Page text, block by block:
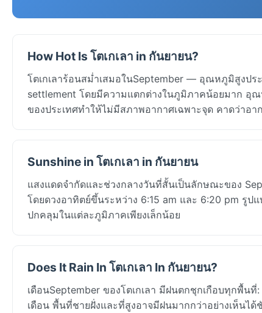
How Hot Is โตเกเลา in กันยายน?
โตเกเลาร้อนสม่ำเสมอในSeptember — อุณหภูมิสูงปร
settlement โดยมีความแตกต่างในภูมิภาคน้อยมาก อุ
ของประเทศทำให้ไม่มีสภาพอากาศเฉพาะจุด คาดว่าอ
Sunshine in โตเกเลา in กันยายน
แสงแดดจำกัดและช่วงกลางวันที่สั้นเป็นลักษณะของ
โดยดวงอาทิตย์ขึ้นระหว่าง 6:15 am และ 6:20 pm รู
ปกคลุมในแต่ละภูมิภาคเพียงเล็กน้อย
Does It Rain In โตเกเลา In กันยายน?
เดือนSeptember ของโตเกเลา มีฝนตกชุกเกือบทุกพื้
เดือน พื้นที่ชายฝั่งและที่สูงอาจมีฝนมากกว่าอย่างเห็น